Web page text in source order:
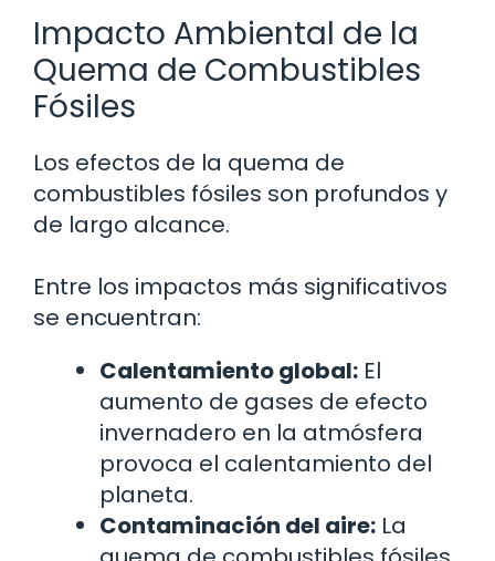
Impacto Ambiental de la
Quema de Combustibles
Fósiles
Los efectos de la quema de
combustibles fósiles son profundos y
de largo alcance.
Entre los impactos más significativos
se encuentran:
Calentamiento global: El
aumento de gases de efecto
invernadero en la atmósfera
provoca el calentamiento del
planeta.
Contaminación del aire: La